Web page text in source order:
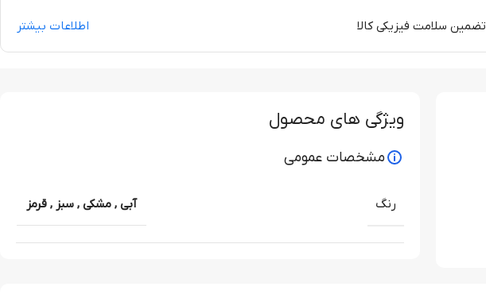
تضمین سلامت فیزیکی کالا اطلاعات بیشتر
ویژگی های محصول
مشخصات عمومی
رنگ آبی ,مشکی ,سبز ,قرمز